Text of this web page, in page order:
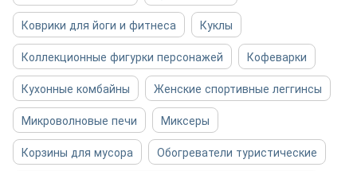
Коврики для йоги и фитнеса
Куклы
Коллекционные фигурки персонажей
Кофеварки
Кухонные комбайны
Женские спортивные леггинсы
Микроволновые печи
Миксеры
Корзины для мусора
Обогреватели туристические